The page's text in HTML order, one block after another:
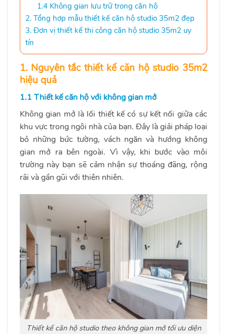
1.4 Không gian lưu trữ trong căn hộ
2. Tổng hợp mẫu thiết kế căn hộ studio 35m2 đẹp
3. Đơn vị thiết kế thi công căn hộ studio 35m2 uy
tín
1. Nguyên tắc thiết kế căn hộ studio 35m2
hiệu quả
1.1 Thiết kế căn hộ với không gian mở
Không gian mở là lối thiết kế có sự kết nối giữa các
khu vực trong ngôi nhà của bạn. Đây là giải pháp loại
bỏ những bức tường, vách ngăn và hướng không
gian mở ra bên ngoài. Vì vậy, khi bước vào môi
trường này bạn sẽ cảm nhận sự thoáng đãng, rộng
rãi và gần gũi với thiên nhiên.
Thiết kế căn hộ studio theo không gian mở tối ưu diện